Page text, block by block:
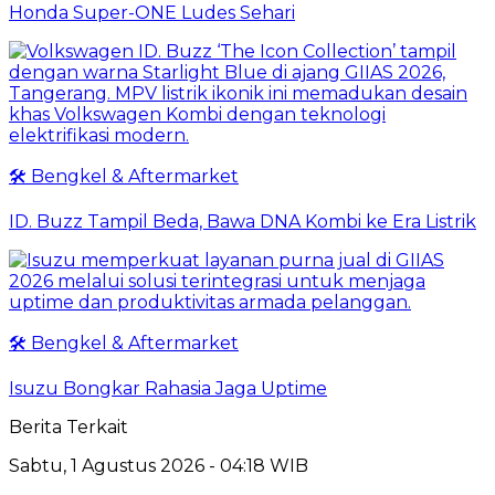
Honda Super-ONE Ludes Sehari
🛠️ Bengkel & Aftermarket
ID. Buzz Tampil Beda, Bawa DNA Kombi ke Era Listrik
🛠️ Bengkel & Aftermarket
Isuzu Bongkar Rahasia Jaga Uptime
Berita Terkait
Sabtu, 1 Agustus 2026 - 04:18 WIB